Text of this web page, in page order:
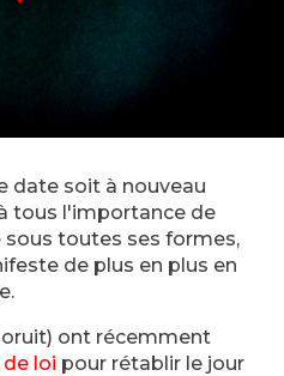
date soit à nouveau
tous l'importance de
toutes ses formes,
de plus en plus en
ont récemment
loi pour rétablir le jour